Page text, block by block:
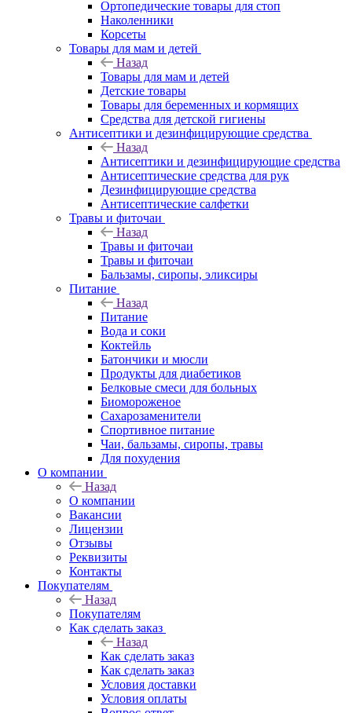
Ортопедические товары для стоп
Наколенники
Корсеты
Товары для мам и детей
Назад
Товары для мам и детей
Детские товары
Товары для беременных и кормящих
Средства для детской гигиены
Антисептики и дезинфицирующие средства
Назад
Антисептики и дезинфицирующие средства
Антисептические средства для рук
Дезинфицирующие средства
Антисептические салфетки
Травы и фиточаи
Назад
Травы и фиточаи
Травы и фиточаи
Бальзамы, сиропы, эликсиры
Питание
Назад
Питание
Вода и соки
Коктейль
Батончики и мюсли
Продукты для диабетиков
Белковые смеси для больных
Биомороженое
Сахарозаменители
Спортивное питание
Чаи, бальзамы, сиропы, травы
Для похудения
О компании
Назад
О компании
Вакансии
Лицензии
Отзывы
Реквизиты
Контакты
Покупателям
Назад
Покупателям
Как сделать заказ
Назад
Как сделать заказ
Как сделать заказ
Условия доставки
Условия оплаты